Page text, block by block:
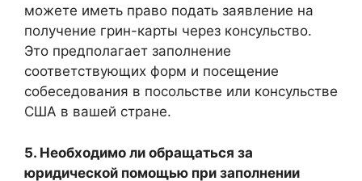
можете иметь право подать заявление на
получение грин-карты через консульство.
Это предполагает заполнение
соответствующих форм и посещение
собеседования в посольстве или консульстве
США в вашей стране.
5. Необходимо ли обращаться за
юридической помощью при заполнении